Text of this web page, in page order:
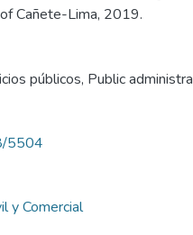
Cañete-Lima, 2019.
públicos, Public
5504
y Comercial